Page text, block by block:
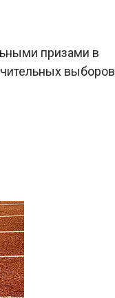
призами в
выборов